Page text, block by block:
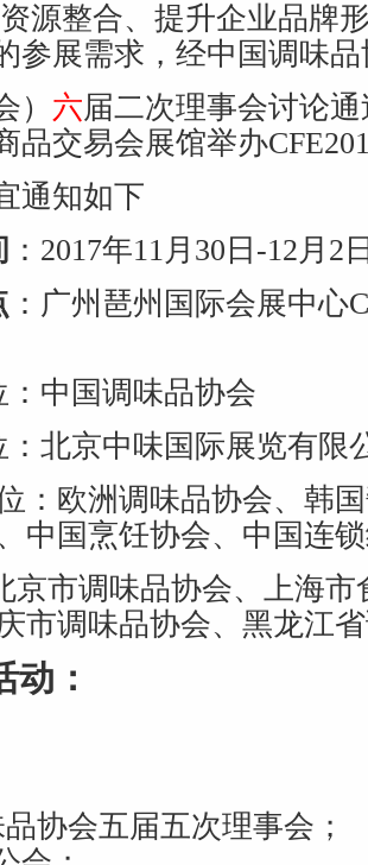
源整合、提升企业品牌
参展需求，经中国调味
） 六届二次理事会讨论
品交易会展馆举办
通知如下
： 2017年11月 30 日 -12月 2
： 广州琶州国际会展中心
：中国调味品协会
：北京中味国际展览有限
：欧洲调味品协会、韩
中国烹饪协会、中国连
京市调味品协会、上海
市调味品协会、黑龙江
动：
协会五届五次理事会；